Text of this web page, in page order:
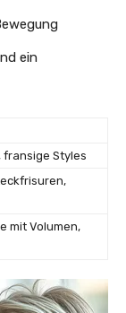
ein
fransige Styles
mit Volumen,